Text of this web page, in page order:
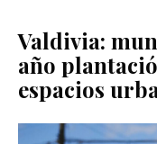
Valdivia:
año
espacios